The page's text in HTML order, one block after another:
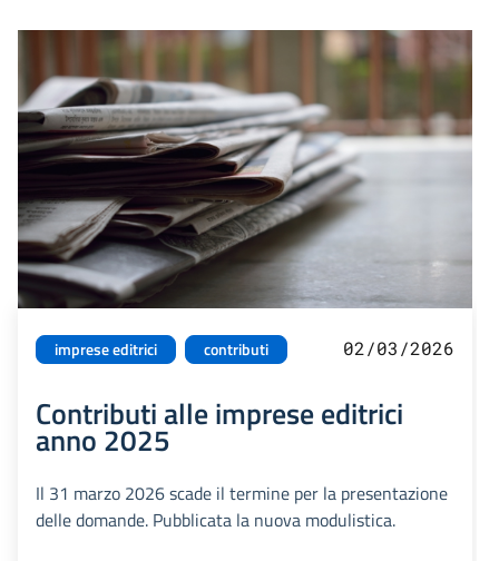
imprese editrici contributi 02/03/2026
Contributi alle imprese editrici
anno 2025
Il 31 marzo 2026 scade il termine per la presentazione
delle domande. Pubblicata la nuova modulistica.